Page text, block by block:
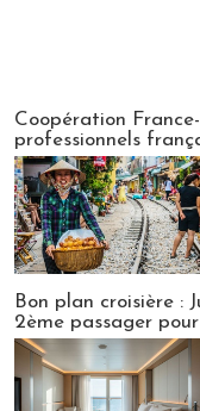
Coopération
professionnels
Bon plan croisière :
2ème passager